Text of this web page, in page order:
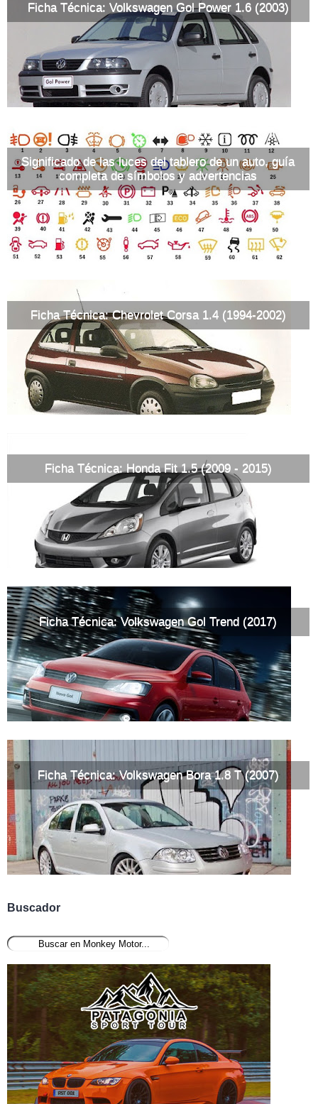
Ficha Técnica: Volkswagen Gol Power 1.6 (2003)
Significado de las luces del tablero de un auto, guía
completa de símbolos y advertencias
Ficha Técnica: Chevrolet Corsa 1.4 (1994-2002)
Ficha Técnica: Honda Fit 1.5 (2009 - 2015)
Ficha Técnica: Volkswagen Gol Trend (2017)
Ficha Técnica: Volkswagen Bora 1.8 T (2007)
Buscador